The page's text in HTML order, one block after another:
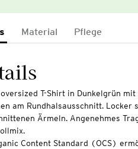
Material Pflege
oversized T-Shirt in Dunkelgrün
am Rundhalsausschnitt. Locker
Ärmeln. Angenehmes
Content Standard (OCS)